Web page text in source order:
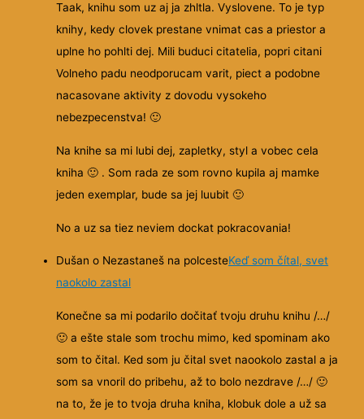
Taak, knihu som uz aj ja zhltla. Vyslovene. To je typ
knihy, kedy clovek prestane vnimat cas a priestor a
uplne ho pohlti dej. Mili buduci citatelia, popri citani
Volneho padu neodporucam varit, piect a podobne
nacasovane aktivity z dovodu vysokeho
nebezpecenstva!🙂
Na knihe sa mi lubi dej, zapletky, styl a vobec cela
kniha🙂 . Som rada ze som rovno kupila aj mamke
jeden exemplar, bude sa jej luubit🙂
No a uz sa tiez neviem dockat pokracovania!
Dušan o Nezastaneš na polcesteKeď som čítal, svet
naokolo zastal
Konečne sa mi podarilo dočitať tvoju druhu knihu /…/
🙂 a ešte stale som trochu mimo, ked spominam ako
som to čital. Ked som ju čital svet naookolo zastal a ja
som sa vnoril do pribehu, až to bolo nezdrave /…/🙂
na to, že je to tvoja druha kniha, klobuk dole a už sa